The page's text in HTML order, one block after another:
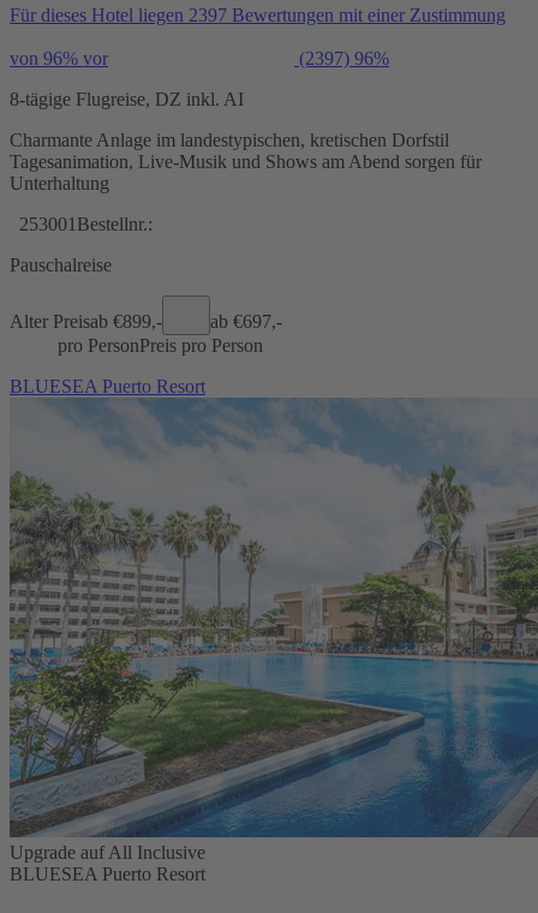
Für dieses Hotel liegen 2397 Bewertungen mit einer Zustimmung
von 96% vor (2397) 96%
8-tägige Flugreise, DZ inkl. AI
Charmante Anlage im landestypischen, kretischen Dorfstil
Tagesanimation, Live-Musik und Shows am Abend sorgen für
Unterhaltung
253001 Bestellnr.:
Pauschalreise
Alter Preisab €899,- ab €697,-
pro PersonPreis pro Person
BLUESEA Puerto Resort
Upgrade auf All Inclusive
BLUESEA Puerto Resort